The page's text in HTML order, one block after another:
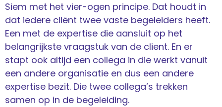
Siem met het vier-ogen principe. Dat houdt in
dat iedere cliënt twee vaste begeleiders heeft.
Een met de expertise die aansluit op het
belangrijkste vraagstuk van de client. En er
stapt ook altijd een collega in die werkt vanuit
een andere organisatie en dus een andere
expertise bezit. Die twee collega’s trekken
samen op in de begeleiding.